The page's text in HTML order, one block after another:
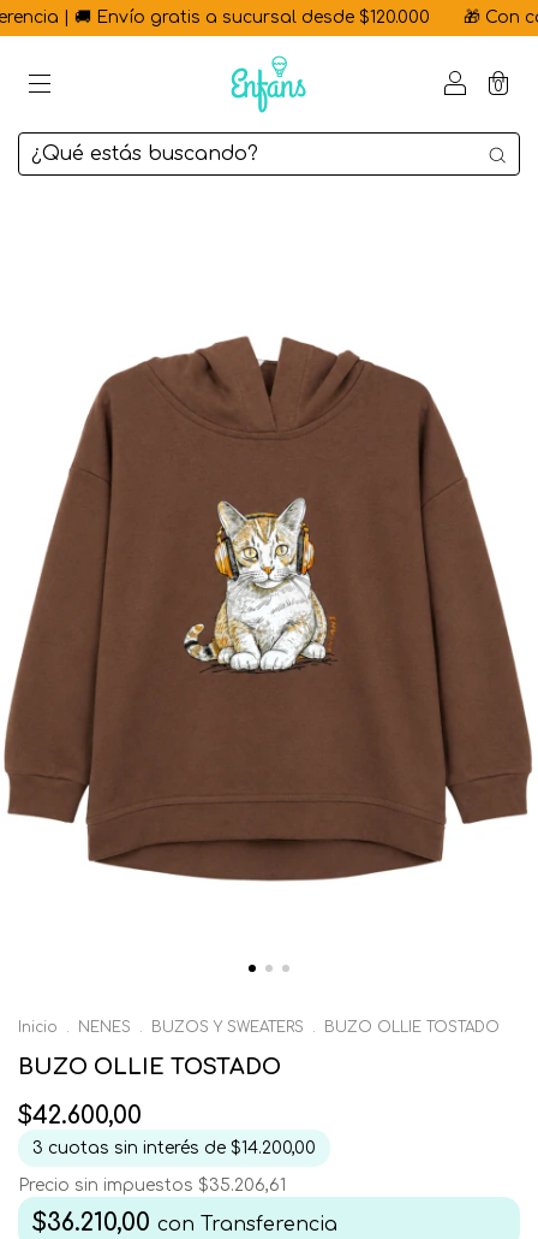
| 🚚 Envío gratis a sucursal desde $120.000 🎁 Con
0
Inicio . NENES . BUZOS Y SWEATERS . BUZO OLLIE TOSTADO
BUZO OLLIE TOSTADO
$42.600,00
3 cuotas sin interés de $14.200,00
Precio sin impuestos $35.206,61
$36.210,00 con Transferencia